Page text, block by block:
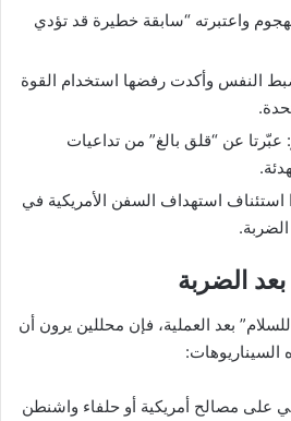
واعتبرته “سابقة خطيرة قد تؤدي
النفس وأكدت رفضها استخدام القوة
: عبّرتا عن “قلق بالغ” من تداعيات
استئناف استهداف السفن الأمريكية في
الضربة
بعد العملية، فإن محللين يرون أن
على مصالح أمريكية أو حلفاء واشنطن